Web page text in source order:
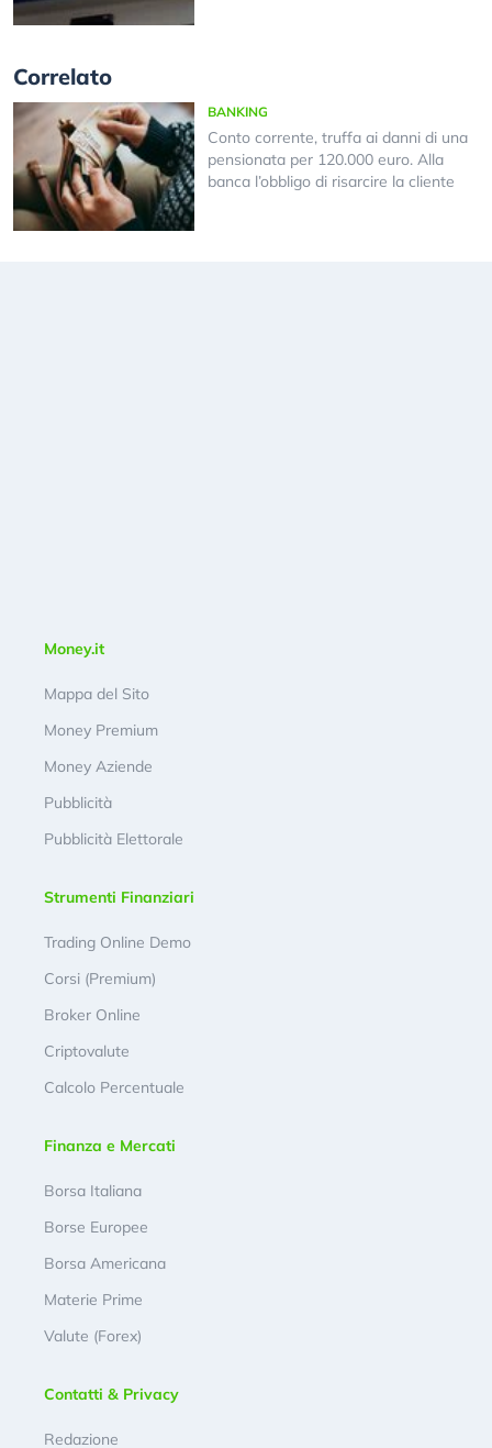
Correlato
BANKING
Conto corrente, truffa ai danni di una
pensionata per 120.000 euro. Alla
banca l’obbligo di risarcire la cliente
Money.it
Mappa del Sito
Money Premium
Money Aziende
Pubblicità
Pubblicità Elettorale
Strumenti Finanziari
Trading Online Demo
Corsi (Premium)
Broker Online
Criptovalute
Calcolo Percentuale
Finanza e Mercati
Borsa Italiana
Borse Europee
Borsa Americana
Materie Prime
Valute (Forex)
Contatti & Privacy
Redazione